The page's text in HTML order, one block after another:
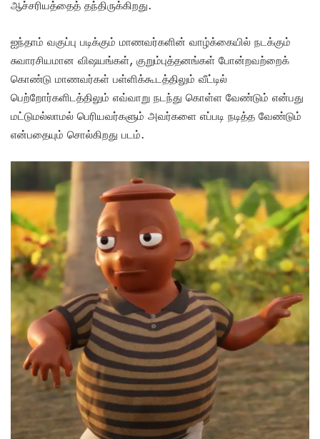
ஆச்சரியத்தைத் தந்திருக்கிறது.
ஐந்தாம் வகுப்பு படிக்கும் மாணவர்களின் வாழ்க்கையில் நடக்கும்
சுவாரசியமான விஷயங்கள், குறும்புத்தனங்கள் போன்றவற்றைக்
கொண்டு மாணவர்கள் பள்ளிக்கூடத்திலும் வீட்டில்
பெற்றோர்களிடத்திலும் எவ்வாறு நடந்து கொள்ள வேண்டும் என்பது
மட்டுமல்லாமல் பெரியவர்களும் அவர்களை எப்படி நடித்த வேண்டும்
என்பதையும் சொல்கிறது படம்.